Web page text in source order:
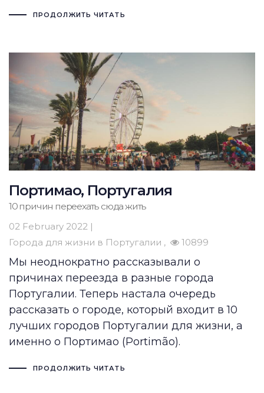
ПРОДОЛЖИТЬ ЧИТАТЬ
Портимао, Португалия
10 причин переехать сюда жить
02 February 2022 |
Города для жизни в Португалии
10899
Мы неоднократно рассказывали о
причинах переезда в разные города
Португалии. Теперь настала очередь
рассказать о городе, который входит в 10
лучших городов Португалии для жизни, а
именно о Портимао (Portimão).
ПРОДОЛЖИТЬ ЧИТАТЬ